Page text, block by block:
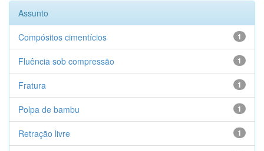
Assunto
1
Compósitos cimentícios
1
Fluência sob compressão
1
Fratura
1
Polpa de bambu
1
Retração livre